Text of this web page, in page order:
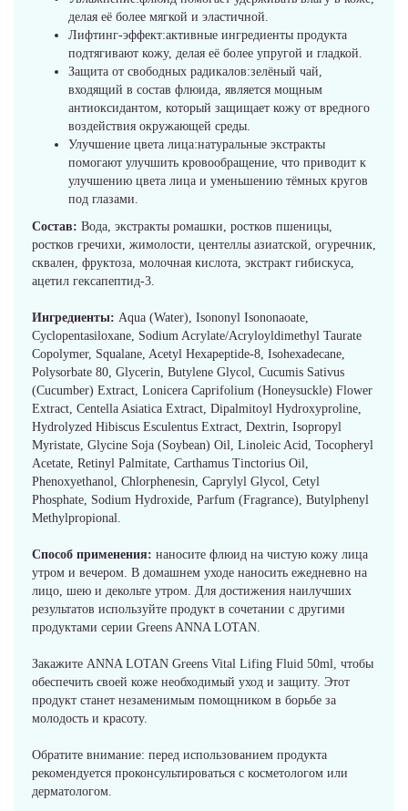
делая её более мягкой и эластичной.
Лифтинг-эффект:активные ингредиенты продукта
подтягивают кожу, делая её более упругой и гладкой.
Защита от свободных радикалов:зелёный чай,
входящий в состав флюида, является мощным
антиоксидантом, который защищает кожу от вредного
воздействия окружающей среды.
Улучшение цвета лица:натуральные экстракты
помогают улучшить кровообращение, что приводит к
улучшению цвета лица и уменьшению тёмных кругов
под глазами.
Состав: Вода, экстракты ромашки, ростков пшеницы,
ростков гречихи, жимолости, центеллы азиатской, огуречник,
сквален, фруктоза, молочная кислота, экстракт гибискуса,
ацетил гексапептид-3.
Ингредиенты: Aqua (Water), Isononyl Isononaoate,
Cyclopentasiloxane, Sodium Acrylate/Acryloyldimethyl Taurate
Copolymer, Squalane, Acetyl Hexapeptide-8, Isohexadecane,
Polysorbate 80, Glycerin, Butylene Glycol, Cucumis Sativus
(Cucumber) Extract, Lonicera Caprifolium (Honeysuckle) Flower
Extract, Centella Asiatica Extract, Dipalmitoyl Hydroxyproline,
Hydrolyzed Hibiscus Esculentus Extract, Dextrin, Isopropyl
Myristate, Glycine Soja (Soybean) Oil, Linoleic Acid, Tocopheryl
Acetate, Retinyl Palmitate, Carthamus Tinctorius Oil,
Phenoxyethanol, Chlorphenesin, Caprylyl Glycol, Cetyl
Phosphate, Sodium Hydroxide, Parfum (Fragrance), Butylphenyl
Methylpropional.
Способ применения: наносите флюид на чистую кожу лица
утром и вечером. В домашнем уходе наносить ежедневно на
лицо, шею и декольте утром. Для достижения наилучших
результатов используйте продукт в сочетании с другими
продуктами серии Greens ANNA LOTAN.
Закажите ANNA LOTAN Greens Vital Lifing Fluid 50ml, чтобы
обеспечить своей коже необходимый уход и защиту. Этот
продукт станет незаменимым помощником в борьбе за
молодость и красоту.
Обратите внимание: перед использованием продукта
рекомендуется проконсультироваться с косметологом или
дерматологом.